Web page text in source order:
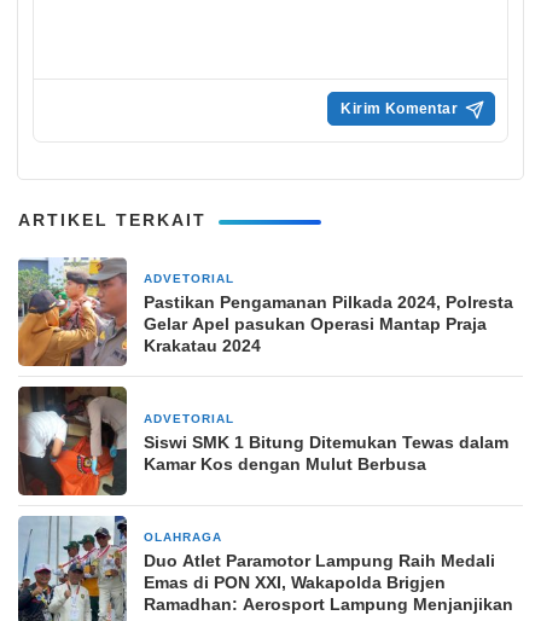
ARTIKEL TERKAIT
ADVETORIAL
Pastikan Pengamanan Pilkada 2024, Polresta
Gelar Apel pasukan Operasi Mantap Praja
Krakatau 2024
ADVETORIAL
Siswi SMK 1 Bitung Ditemukan Tewas dalam
Kamar Kos dengan Mulut Berbusa
OLAHRAGA
Duo Atlet Paramotor Lampung Raih Medali
Emas di PON XXI, Wakapolda Brigjen
Ramadhan: Aerosport Lampung Menjanjikan